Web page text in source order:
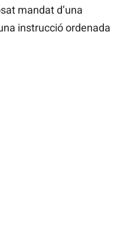
mandat d’una
instrucció ordenada